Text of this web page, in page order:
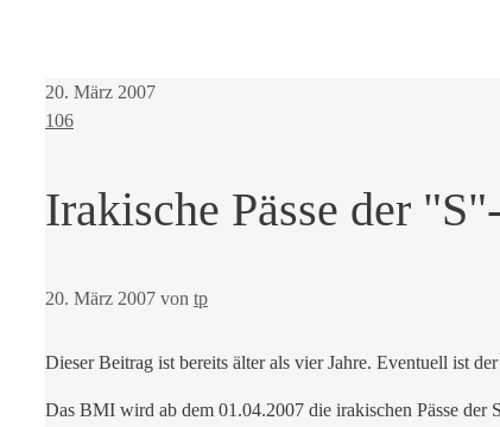
20. März 2007
106
Irakische Pässe der
20. März 2007 von tp
Dieser Beitrag ist bereits älter als vier Jahre. Eventuell ist
Das BMI wird ab dem 01.04.2007 die irakischen Pässe der